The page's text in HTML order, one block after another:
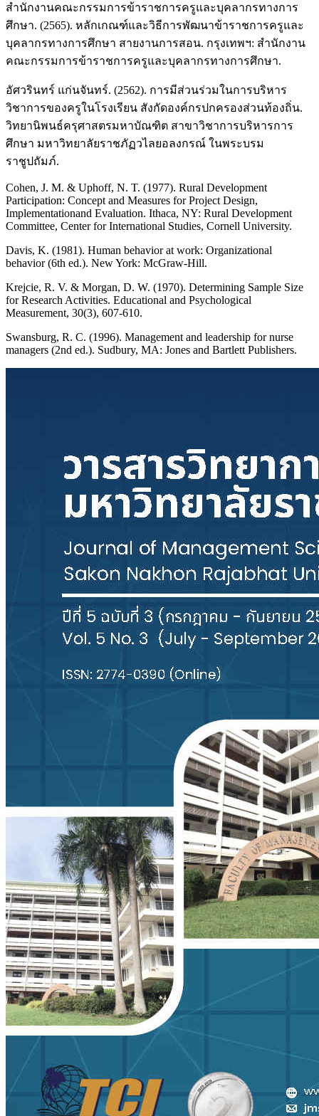
สำนักงานคณะกรรมการข้าราชการครูและบุคลากรทางการ
ศึกษา. (2565). หลักเกณฑ์และวิธีการพัฒนาข้าราชการครูและ
บุคลากรทางการศึกษา สายงานการสอน. กรุงเทพฯ: สำนักงาน
คณะกรรมการข้าราชการครูและบุคลากรทางการศึกษา.
อัศวรินทร์ แก่นจันทร์. (2562). การมีส่วนร่วมในการบริหาร
วิชาการของครูในโรงเรียน สังกัดองค์กรปกครองส่วนท้องถิ่น.
วิทยานิพนธ์ครุศาสตรมหาบัณฑิต สาขาวิชาการบริหารการ
ศึกษา มหาวิทยาลัยราชภัฏวไลยอลงกรณ์ ในพระบรม
ราชูปถัมภ์.
Cohen, J. M. & Uphoff, N. T. (1977). Rural Development
Participation: Concept and Measures for Project Design,
Implementationand Evaluation. Ithaca, NY: Rural Development
Committee, Center for International Studies, Cornell University.
Davis, K. (1981). Human behavior at work: Organizational
behavior (6th ed.). New York: McGraw-Hill.
Krejcie, R. V. & Morgan, D. W. (1970). Determining Sample Size
for Research Activities. Educational and Psychological
Measurement, 30(3), 607-610.
Swansburg, R. C. (1996). Management and leadership for nurse
managers (2nd ed.). Sudbury, MA: Jones and Bartlett Publishers.